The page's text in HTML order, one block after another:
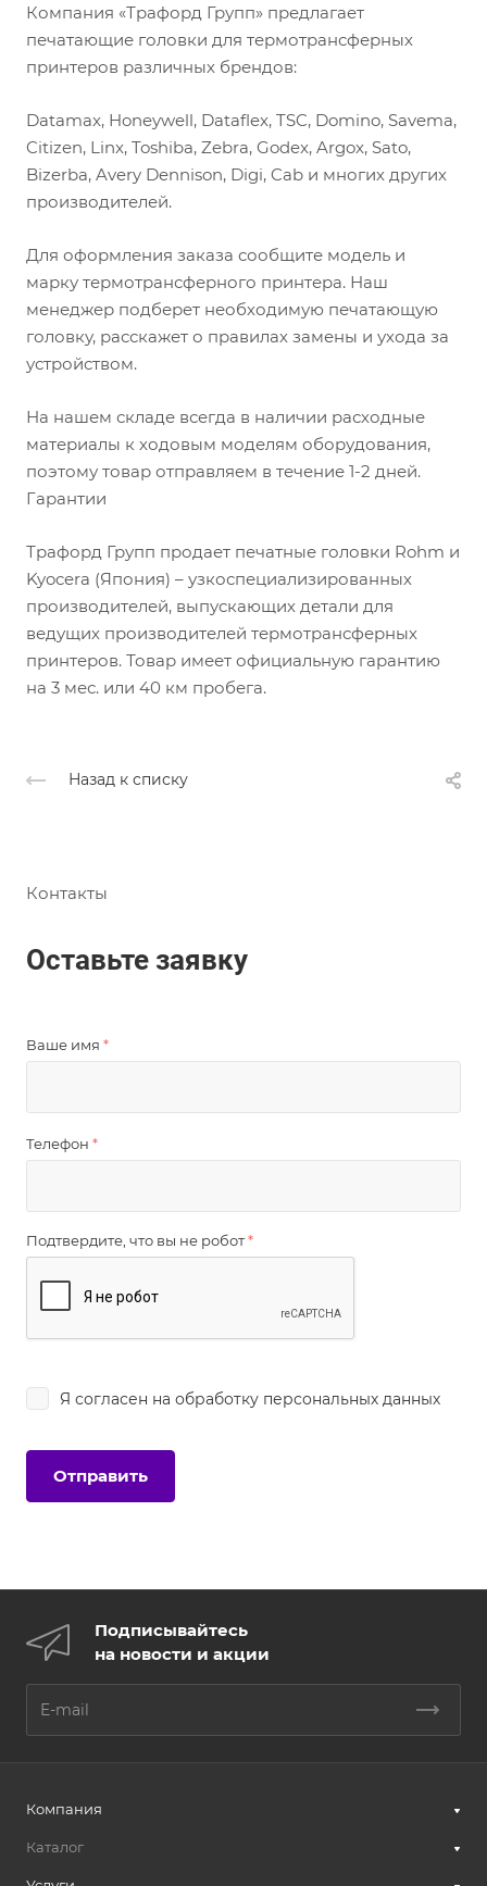
Компания «Трафорд Групп» предлагает
печатающие головки для термотрансферных
принтеров различных брендов:
Datamax, Honeywell, Dataflex, TSC, Domino, Savema,
Citizen, Linx, Toshiba, Zebra, Godex, Argox, Sato,
Bizerba, Avery Dennison, Digi, Cab и многих других
производителей.
Для оформления заказа сообщите модель и
марку термотрансферного принтера. Наш
менеджер подберет необходимую печатающую
головку, расскажет о правилах замены и ухода за
устройством.
На нашем складе всегда в наличии расходные
материалы к ходовым моделям оборудования,
поэтому товар отправляем в течение 1-2 дней.
Гарантии
Трафорд Групп продает печатные головки Rohm и
Kyocera (Япония) – узкоспециализированных
производителей, выпускающих детали для
ведущих производителей термотрансферных
принтеров. Товар имеет официальную гарантию
на 3 мес. или 40 км пробега.
Назад к списку
Контакты
Оставьте заявку
Ваше имя *
Телефон *
Подтвердите, что вы не робот*
Я согласен на обработку персональных данных
Подписывайтесь
на новости и акции
Компания
Каталог